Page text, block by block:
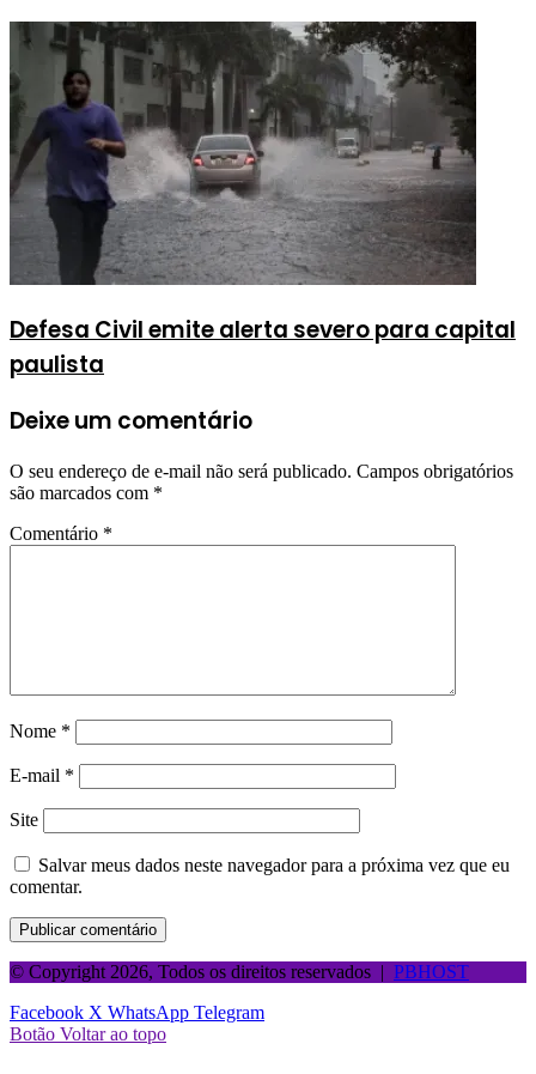
Defesa Civil emite alerta severo para capital
paulista
Deixe um comentário
O seu endereço de e-mail não será publicado. Campos obrigatórios
são marcados com *
Comentário *
Nome *
E-mail *
Site
Salvar meus dados neste navegador para a próxima vez que eu
comentar.
© Copyright 2026, Todos os direitos reservados | PBHOST
Facebook X WhatsApp Telegram
Botão Voltar ao topo